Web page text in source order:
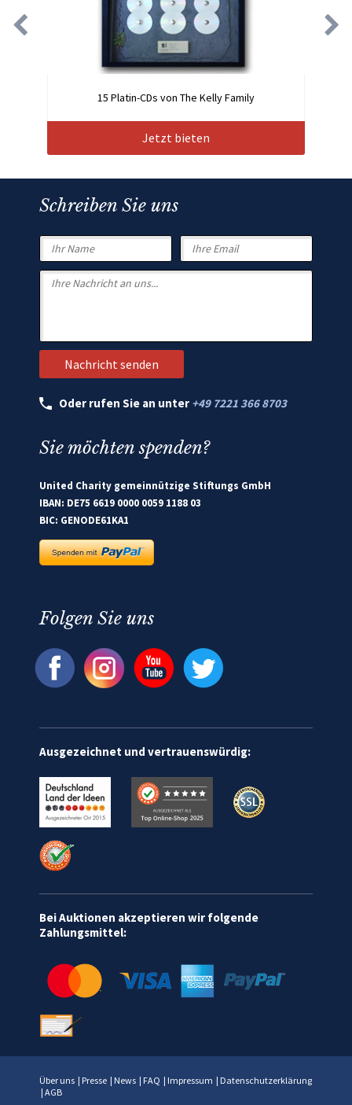
15 Platin-CDs von The Kelly Family
Jetzt bieten
Schreiben Sie uns
Oder rufen Sie an unter +49 7221 366 8703
Sie möchten spenden?
United Charity gemeinnützige Stiftungs GmbH
IBAN: DE75 6619 0000 0059 1188 03
BIC: GENODE61KA1
Folgen Sie uns
Ausgezeichnet und vertrauenswürdig:
Bei Auktionen akzeptieren wir folgende
Zahlungsmittel:
Über uns | Presse | News | FAQ | Impressum | Datenschutzerklärung
| AGB